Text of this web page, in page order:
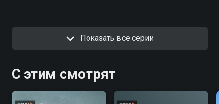
Показать все серии
С этим смотрят